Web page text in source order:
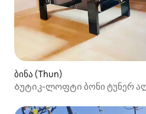
ბინა (Thun)
Ბუტიკ-ლოფტი ბონი ტუნერ